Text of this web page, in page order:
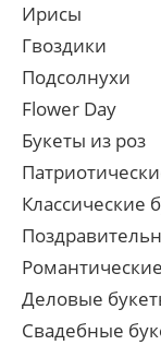
Ирисы
Гвоздики
Подсолнухи
Flower Day
Букеты из роз
Классические
Деловые
Свадебные